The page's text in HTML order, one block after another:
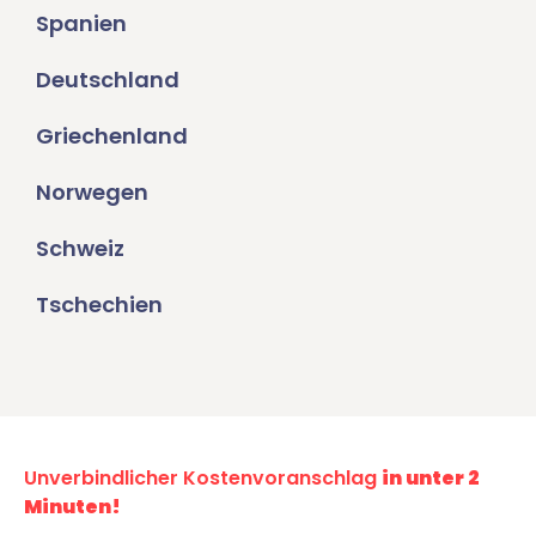
Spanien
Deutschland
Griechenland
Norwegen
Schweiz
Tschechien
Unverbindlicher Kostenvoranschlag in unter 2
Minuten!